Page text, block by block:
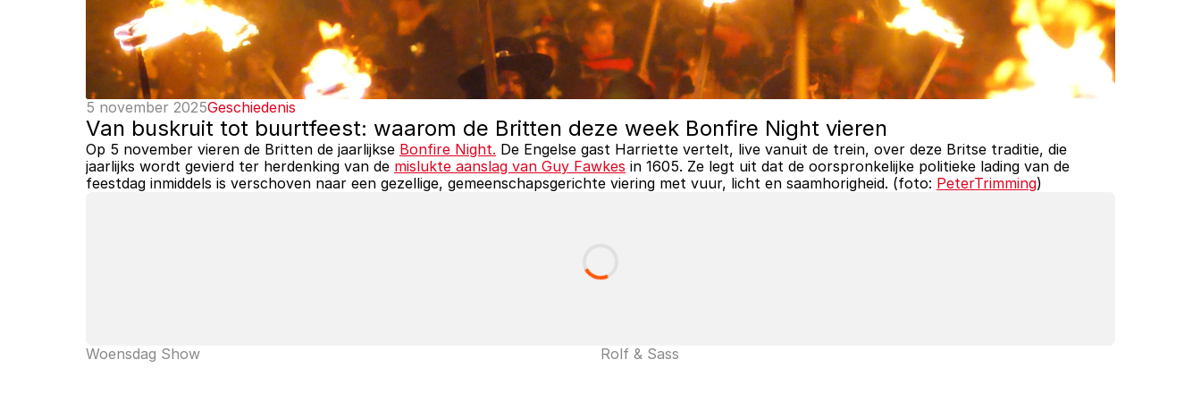
5 november 2025Geschiedenis
Van buskruit tot buurtfeest: waarom de Britten deze week Bonfire Night vieren
Op 5 november vieren de Britten de jaarlijkse Bonfire Night. De Engelse gast Harriette vertelt, live vanuit de trein, over deze Britse traditie, die
jaarlijks wordt gevierd ter herdenking van de mislukte aanslag van Guy Fawkes in 1605. Ze legt uit dat de oorspronkelijke politieke lading van de
feestdag inmiddels is verschoven naar een gezellige, gemeenschapsgerichte viering met vuur, licht en saamhorigheid. (foto: PeterTrimming)
Woensdag Show Rolf & Sass